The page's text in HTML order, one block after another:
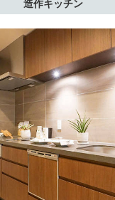
造作キッチン